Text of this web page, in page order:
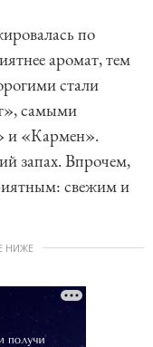
по
аромат, тем
стали
самыми
и «Кармен».
запах. Впрочем,
свежим и
НИЖЕ